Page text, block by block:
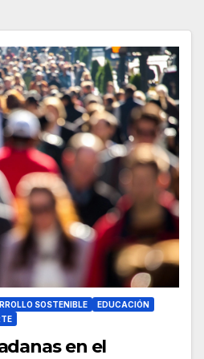
SOSTENIBLE
EDUCACIÓN
en el